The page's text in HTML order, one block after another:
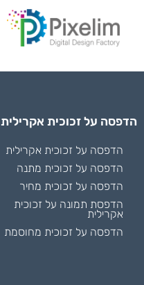
הדפסה על זכוכית אקרילית
הדפסה על זכוכית אקרילית
הדפסה על זכוכית מתנה
הדפסה על זכוכית מחיר
הדפסת תמונה על זכוכית
אקרילית
הדפסה על זכוכית מחוסמת